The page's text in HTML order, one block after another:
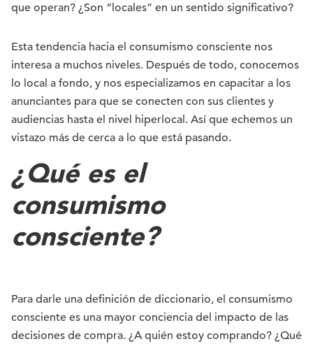
que operan? ¿Son “locales” en un sentido significativo?
Esta tendencia hacia el consumismo consciente nos
interesa a muchos niveles. Después de todo, conocemos
lo local a fondo, y nos especializamos en capacitar a los
anunciantes para que se conecten con sus clientes y
audiencias hasta el nivel hiperlocal. Así que echemos un
vistazo más de cerca a lo que está pasando.
¿Qué es el
consumismo
consciente?
Para darle una definición de diccionario, el consumismo
consciente es una mayor conciencia del impacto de las
decisiones de compra. ¿A quién estoy comprando? ¿Qué